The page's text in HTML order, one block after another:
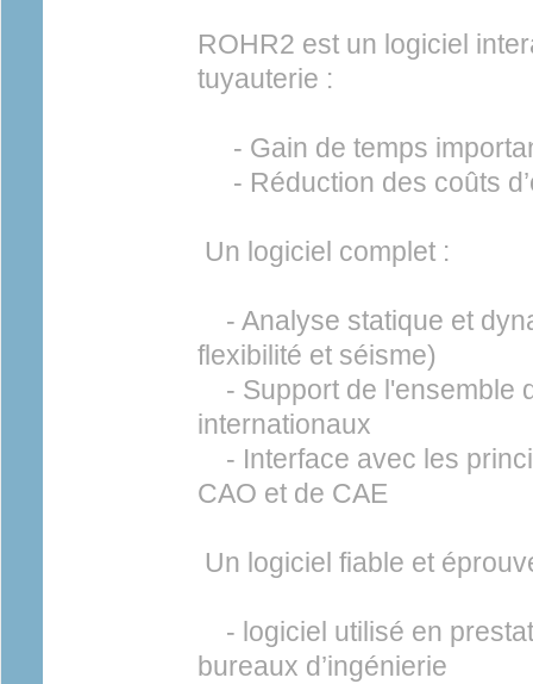
ROHR2 est un logiciel
tuyauterie :
- Gain de temps
- Réduction des coûts
Un logiciel complet :
- Analyse statique et
flexibilité et séisme)
- Support de l'ensemble
internationaux
- Interface avec les
CAO et de CAE
Un logiciel fiable et
- logiciel utilisé en
bureaux d’ingénierie